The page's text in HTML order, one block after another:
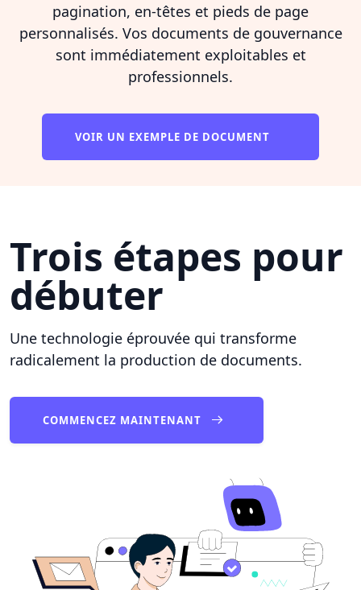
pagination, en-têtes et pieds de page
personnalisés. Vos documents de gouvernance
sont immédiatement exploitables et
professionnels.
VOIR UN EXEMPLE DE DOCUMENT
Trois étapes pour
débuter
Une technologie éprouvée qui transforme
radicalement la production de documents.
COMMENCEZ MAINTENANT